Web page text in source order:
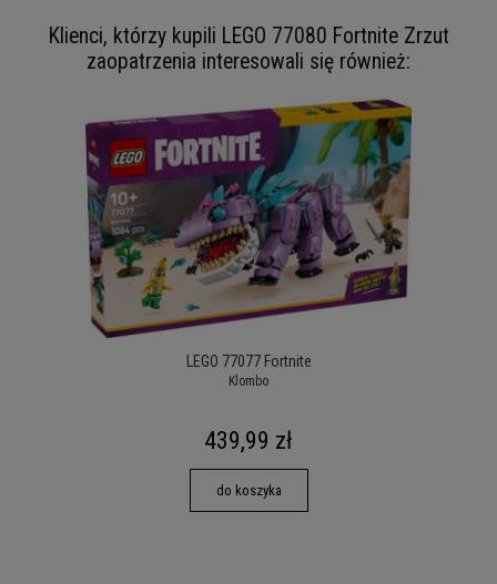
Klienci, którzy kupili LEGO 77080 Fortnite Zrzut
zaopatrzenia interesowali się również:
LEGO 77077 Fortnite
Klombo
439,99 zł
do koszyka